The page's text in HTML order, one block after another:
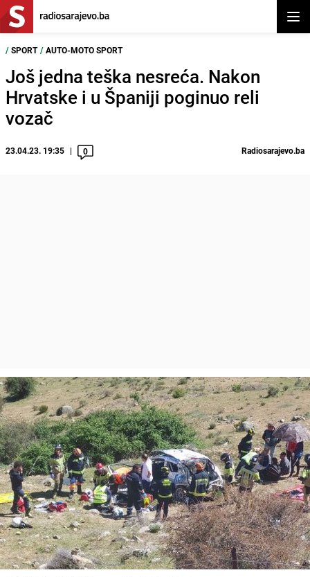
/ SPORT / AUTO-MOTO SPORT
Još jedna teška nesreća. Nakon
Hrvatske i u Španiji poginuo reli
vozač
23.04.23. 19:35 0 Radiosarajevo.ba